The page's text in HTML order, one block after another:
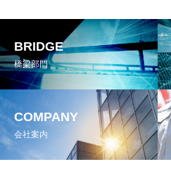
BRIDGE
橋梁部門
COMPANY
会社案内